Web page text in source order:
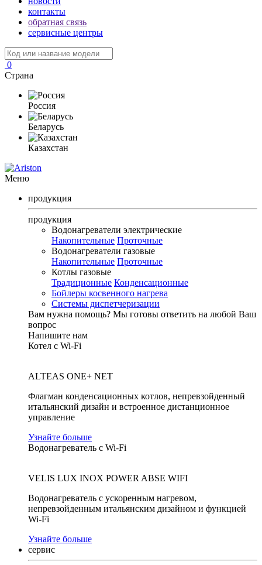
контакты
обратная связь
сервисные центры
0
Страна
Россия
Беларусь
Казахстан
Меню
продукция
продукция
Водонагреватели электрические
Накопительные Проточные
Водонагреватели газовые
Накопительные Проточные
Котлы газовые
Традиционные Конденсационные
Бойлеры косвенного нагрева
Системы диспетчеризации
Вам нужна помощь? Мы готовы ответить на любой Ваш
вопрос
Напишите нам
Котел с Wi-Fi
ALTEAS ONE+ NET
Флагман конденсационных котлов, непревзойденный
итальянский дизайн и встроенное дистанционное
управление
Узнайте больше
Водонагреватель с Wi-Fi
VELIS LUX INOX POWER ABSE WIFI
Водонагреватель с ускоренным нагревом,
непревзойденным итальянским дизайном и функцией
Wi-Fi
Узнайте больше
сервис